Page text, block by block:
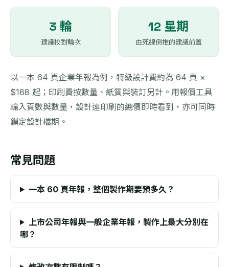
3 輪
建議校對輪次
12 星期
由死線倒推的建議前置
以一本 64 頁企業年報為例，特級設計費約為 64 頁 ×
$188 起；印刷費按數量、紙質與裝訂另計。用報價工具
輸入頁數與數量，設計連印刷的總價即時看到，亦可同時
鎖定設計檔期。
常見問題
一本 60 頁年報，整個製作期要預多久？
上市公司年報與一般企業年報，製作上最大分別在
哪？